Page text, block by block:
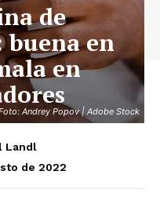
Andrey Popov | Adobe Stock
de
en
en
Landl
de 2022